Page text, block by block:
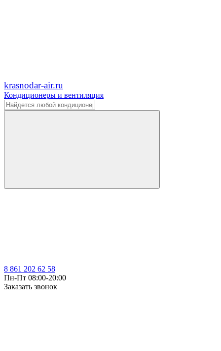
krasnodar-air.ru
Кондиционеры и вентиляция
8 861 202 62 58
Пн-Пт 08:00-20:00
Заказать звонок